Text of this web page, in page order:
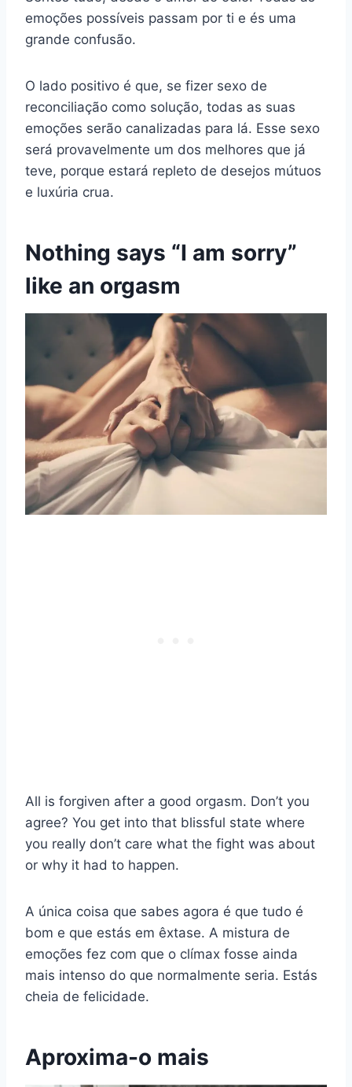
emoções possíveis passam por ti e és uma
grande confusão.
O lado positivo é que, se fizer sexo de
reconciliação como solução, todas as suas
emoções serão canalizadas para lá. Esse sexo
será provavelmente um dos melhores que já
teve, porque estará repleto de desejos mútuos
e luxúria crua.
Nothing says “I am sorry”
like an orgasm
All is forgiven after a good orgasm. Don’t you
agree? You get into that blissful state where
you really don’t care what the fight was about
or why it had to happen.
A única coisa que sabes agora é que tudo é
bom e que estás em êxtase. A mistura de
emoções fez com que o clímax fosse ainda
mais intenso do que normalmente seria. Estás
cheia de felicidade.
Aproxima-o mais